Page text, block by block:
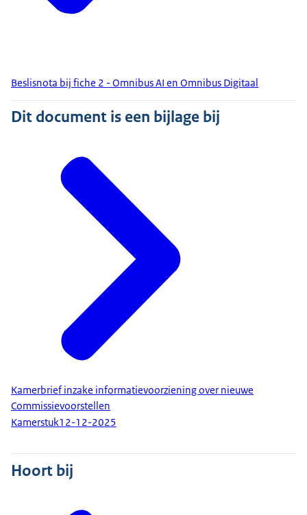
Beslisnota bij fiche 2 - Omnibus AI en Omnibus Digitaal
Dit document is een bijlage bij
Kamerbrief inzake informatievoorziening over nieuwe
Commissievoorstellen
Kamerstuk12-12-2025
Hoort bij